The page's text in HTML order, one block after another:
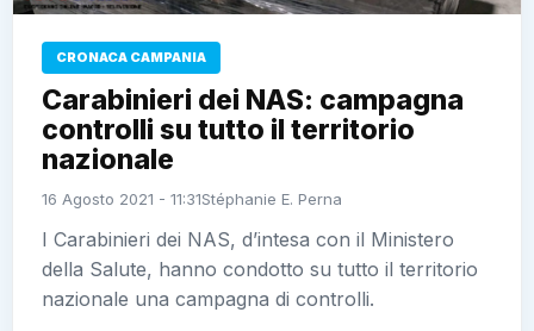
CRONACA CAMPANIA
Carabinieri dei NAS: campagna
controlli su tutto il territorio
nazionale
16 Agosto 2021 - 11:31Stéphanie E. Perna
I Carabinieri dei NAS, d’intesa con il Ministero
della Salute, hanno condotto su tutto il territorio
nazionale una campagna di controlli.